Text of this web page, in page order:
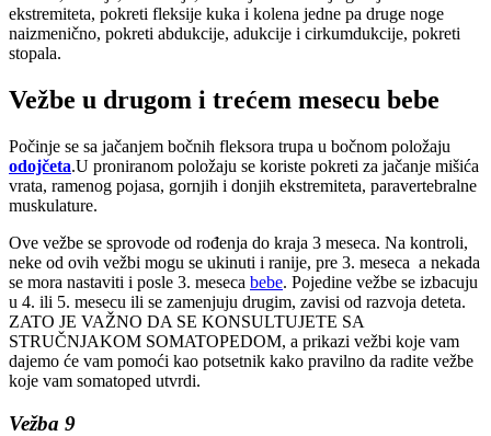
ekstremiteta, pokreti fleksije kuka i kolena jedne pa druge noge
naizmenično, pokreti abdukcije, adukcije i cirkumdukcije, pokreti
stopala.
Vežbe u drugom i trećem mesecu bebe
Počinje se sa jačanjem bočnih fleksora trupa u bočnom položaju
odojčeta.U proniranom položaju se koriste pokreti za jačanje mišića
vrata, ramenog pojasa, gornjih i donjih ekstremiteta, paravertebralne
muskulature.
Ove vežbe se sprovode od rođenja do kraja 3 meseca. Na kontroli,
neke od ovih vežbi mogu se ukinuti i ranije, pre 3. meseca a nekada
se mora nastaviti i posle 3. meseca bebe. Pojedine vežbe se izbacuju
u 4. ili 5. mesecu ili se zamenjuju drugim, zavisi od razvoja deteta.
ZATO JE VAŽNO DA SE KONSULTUJETE SA
STRUČNJAKOM SOMATOPEDOM, a prikazi vežbi koje vam
dajemo će vam pomoći kao potsetnik kako pravilno da radite vežbe
koje vam somatoped utvrdi.
Vežba 9